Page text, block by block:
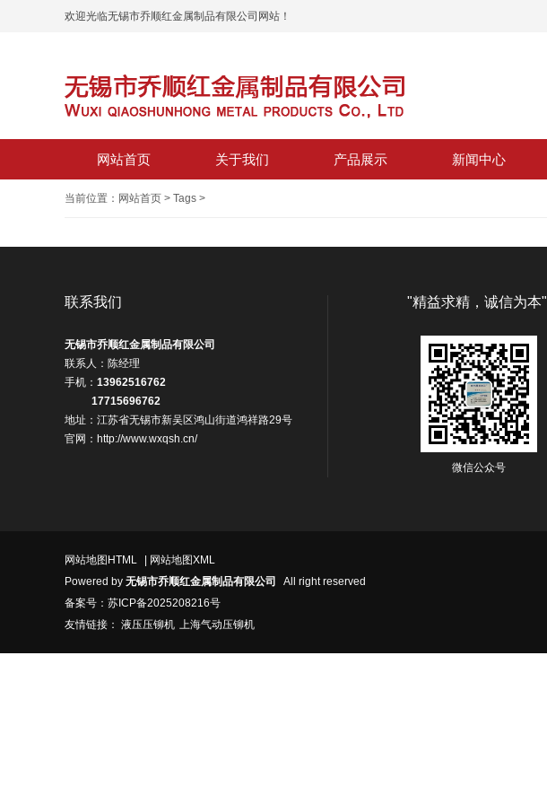
欢迎光临无锡市乔顺红金属制品有限公司网站！
网站首页 关于我们 产品展示 新闻中心
当前位置： 网站首页 > Tags >
联系我们
无锡市乔顺红金属制品有限公司
联系人：陈经理
手机： 13962516762
17715696762
地址：江苏省无锡市新吴区鸿山街道鸿祥路29号
官网：http://www.wxqsh.cn/
"精益求精，诚信为本"
微信公众号
网站地图HTML
网站地图XML
Powered by 无锡市乔顺红金属制品有限公司
All right reserved
备案号： 苏ICP备2025208216号
友情链接： 液压压铆机 上海气动压铆机